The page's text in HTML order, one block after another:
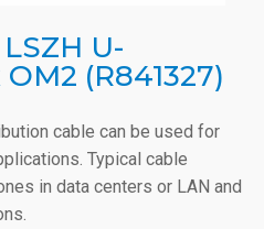
U-
(R841327)
cable can be used for
Typical cable
in data centers or LAN and